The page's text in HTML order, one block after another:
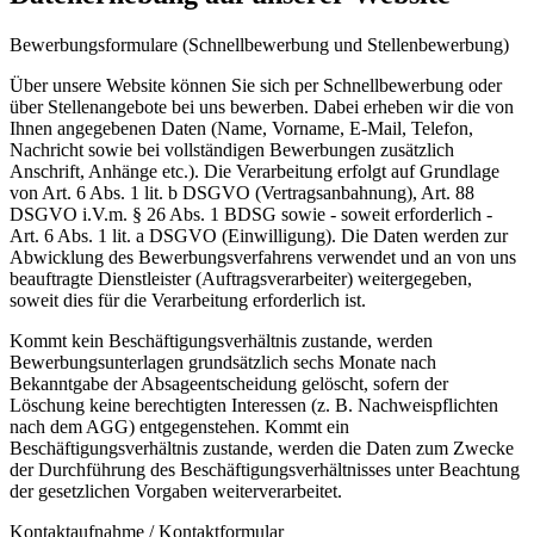
Bewerbungsformulare (Schnellbewerbung und Stellenbewerbung)
Über unsere Website können Sie sich per Schnellbewerbung oder
über Stellenangebote bei uns bewerben. Dabei erheben wir die von
Ihnen angegebenen Daten (Name, Vorname, E-Mail, Telefon,
Nachricht sowie bei vollständigen Bewerbungen zusätzlich
Anschrift, Anhänge etc.). Die Verarbeitung erfolgt auf Grundlage
von Art. 6 Abs. 1 lit. b DSGVO (Vertragsanbahnung), Art. 88
DSGVO i.V.m. § 26 Abs. 1 BDSG sowie - soweit erforderlich -
Art. 6 Abs. 1 lit. a DSGVO (Einwilligung). Die Daten werden zur
Abwicklung des Bewerbungsverfahrens verwendet und an von uns
beauftragte Dienstleister (Auftragsverarbeiter) weitergegeben,
soweit dies für die Verarbeitung erforderlich ist.
Kommt kein Beschäftigungsverhältnis zustande, werden
Bewerbungsunterlagen grundsätzlich sechs Monate nach
Bekanntgabe der Absageentscheidung gelöscht, sofern der
Löschung keine berechtigten Interessen (z. B. Nachweispflichten
nach dem AGG) entgegenstehen. Kommt ein
Beschäftigungsverhältnis zustande, werden die Daten zum Zwecke
der Durchführung des Beschäftigungsverhältnisses unter Beachtung
der gesetzlichen Vorgaben weiterverarbeitet.
Kontaktaufnahme / Kontaktformular